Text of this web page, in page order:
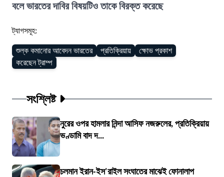
বলে ভারতের দাবির বিষয়টিও তাকে বিরক্ত করেছে
ট্যাগসমূহ:
শুল্ক কমানোর আবেদন ভারতের প্রতিক্রিয়ায়
ক্ষোভ প্রকাশ
করেছেন ট্রাম্প
সংশ্লিষ্ট
নুরের ওপর হামলার নিন্দা আসিফ নজরুলের, প্রতিক্রিয়ায়
ভণ্ডামি বাদ দ...
চলমান ইরান-ইস'রাইল সংঘাতের মাঝেই ফোনালাপ